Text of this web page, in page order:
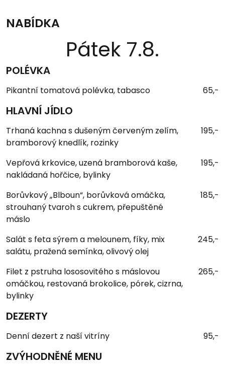
NABÍDKA
Pátek 7.8.
POLÉVKA
Pikantní tomatová polévka, tabasco 65,-
HLAVNÍ JÍDLO
Trhaná kachna s dušeným červeným zelím,
bramborový knedlík, rozinky
195,-
Vepřová krkovice, uzená bramborová kaše,
nakládaná hořčice, bylinky
195,-
Borůvkový „Blboun“, borůvková omáčka,
strouhaný tvaroh s cukrem, přepuštěné
máslo
185,-
Salát s feta sýrem a melounem, fíky, mix
salátu, pražená semínka, olivový olej
245,-
Filet z pstruha lososovitého s máslovou
omáčkou, restovaná brokolice, pórek, cizrna,
bylinky
265,-
DEZERTY
Denní dezert z naší vitríny 95,-
ZVÝHODNĚNÉ MENU